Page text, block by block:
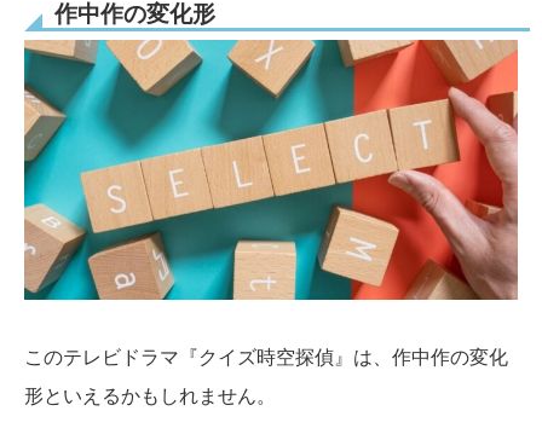
作中作の変化形
このテレビドラマ『クイズ時空探偵』は、作中作の変化
形といえるかもしれません。